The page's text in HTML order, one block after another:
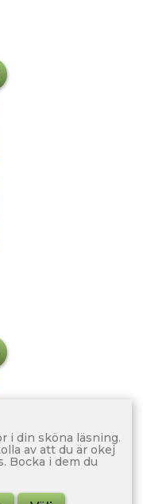
i din sköna läsning.
av att du är okej
Bocka i dem du